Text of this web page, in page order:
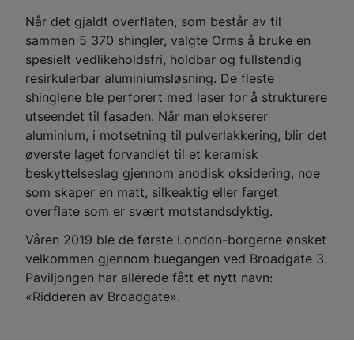
Når det gjaldt overflaten, som består av til
sammen 5 370 shingler, valgte Orms å bruke en
spesielt vedlikeholdsfri, holdbar og fullstendig
resirkulerbar aluminiumsløsning. De fleste
shinglene ble perforert med laser for å strukturere
utseendet til fasaden. Når man elokserer
aluminium, i motsetning til pulverlakkering, blir det
øverste laget forvandlet til et keramisk
beskyttelseslag gjennom anodisk oksidering, noe
som skaper en matt, silkeaktig eller farget
overflate som er svært motstandsdyktig.
Våren 2019 ble de første London-borgerne ønsket
velkommen gjennom buegangen ved Broadgate 3.
Paviljongen har allerede fått et nytt navn:
«Ridderen av Broadgate».